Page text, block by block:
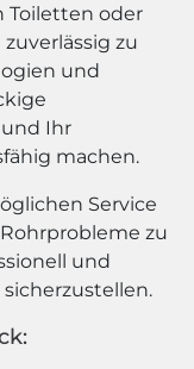
Toiletten oder
zu
und
Ihr
machen.
Service
zu
und